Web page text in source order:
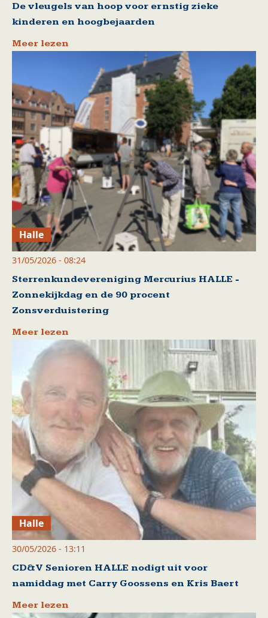
De vleugels van hoop voor ernstig zieke
kinderen en hoogbejaarden
Meer lezen
Halle
31/05/2026 - 08:24
Sterrenkundevereniging Mercurius HALLE -
Zonnekijkdag en de 90 procent
Zonsverduistering
Meer lezen
Halle
30/05/2026 - 13:11
CD&V Senioren HALLE nodigt uit voor
namiddag met Carry Goossens en Kris Baert
Meer lezen